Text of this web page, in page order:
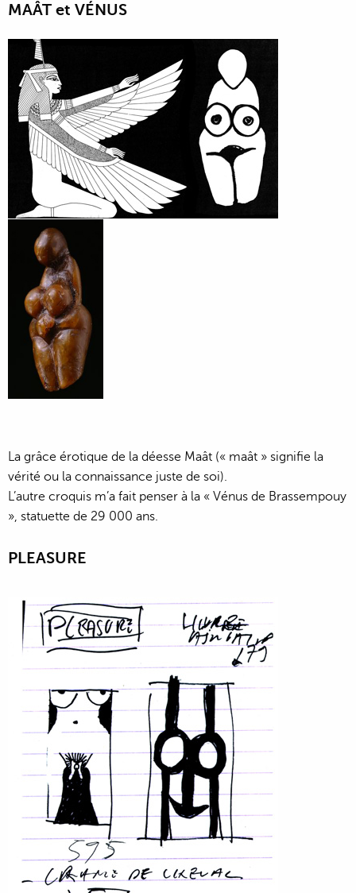
MAÂT et VÉNUS
La grâce érotique de la déesse Maât (« maât » signifie la
vérité ou la connaissance juste de soi).
L’autre croquis m’a fait penser à la « Vénus de Brassempouy
», statuette de 29 000 ans.
PLEASURE